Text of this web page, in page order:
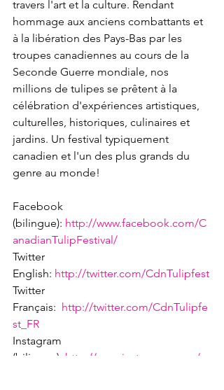
travers l'art et la culture. Rendant
hommage aux anciens combattants et
à la libération des Pays-Bas par les
troupes canadiennes au cours de la
Seconde Guerre mondiale, nos
millions de tulipes se prêtent à la
célébration d'expériences artistiques,
culturelles, historiques, culinaires et
jardins. Un festival typiquement
canadien et l'un des plus grands du
genre au monde!
Facebook
(bilingue): http://www.facebook.com/C
Twitter
English:
Twitter
Français: http://twitter.com/CdnTulipfe
st_FR
Instagram
(bilingue): http://www.instagram.com/c